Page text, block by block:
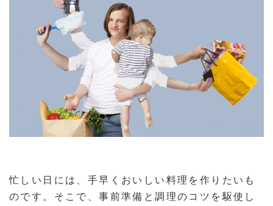
忙しい日には、手早くおいしい料理を作りたいも
のです。そこで、事前準備と調理のコツを駆使し